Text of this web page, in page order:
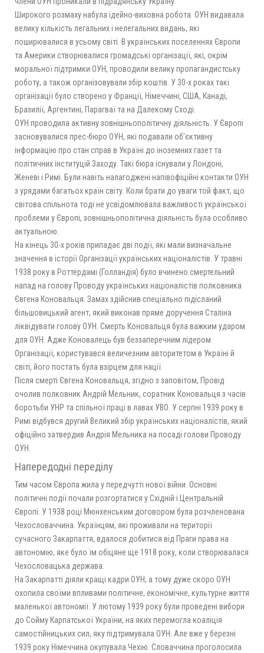
Широкого розмаху набула ідейно-виховна робота. ОУН видавала
велику кількість легальних і нелегальних видань, які
поширювалися в усьому світі. В українських поселеннях Європи
та Америки створювалися громадські організації, які, окрім
моральної підтримки ОУН, проводили велику пропагандистську
роботу, а також організовували збір коштів. У 30-х роках такі
організації було створено у Франції, Німеччині, США, Канаді,
Бразилії, Аргентині, Парагваї та на Далекому Сході.
ОУН проводила активну зовнішньополітичну діяльність. У Європі
засновувалися прес-бюро ОУН, які подавали об’єктивну
інформацію про стан справ в Україні до іноземних газет та
політичних інституцій Заходу. Такі бюра існували у Лондоні,
Женеві і Римі. Були навіть налагоджені напівофіційні контакти ОУН
з урядами багатьох країн світу. Коли брати до уваги той факт, що
світова спільнота тоді не усвідомлювала важливості української
проблеми у Європі, зовнішньополітична діяльність була особливо
актуальною.
На кінець 30-х років припадає дві події, які мали визначальне
значення в історії Організації українських націоналістів. У травні
1938 року в Роттердамі (Голландія) було вчинено смертельний
напад на голову Проводу українських націоналістів полковника
Євгена Коновальця. Замах здійснив спеціально підісланий
більшовицький агент, який виконав пряме доручення Сталіна
ліквідувати голову ОУН. Смерть Коновальця була важким ударом
для ОУН. Адже Коновалець був беззаперечним лідером
Організації, користувався величезним авторитетом в Україні й
світі, його постать була взірцем для нації.
Після смерті Євгена Коновальця, згідно з заповітом, Провід
очолив полковник Андрій Мельник, соратник Коновальця з часів
боротьби УНР та спільної праці в лавах УВО. У серпні 1939 року в
Римі відбувся другий Великий збір українських націоналістів, який
офіційно затвердив Андрія Мельника на посаді голови Проводу
ОУН.
Напередодні переділу
Тим часом Європа жила у передчутті нової війни. Основні
політичні події почали розгортатися у Східній і Центральній
Європі. У 1938 році Мюнхенським договором була розчленована
Чехословаччина. Українцям, які проживали на території
сучасного Закарпаття, вдалося добитися від Праги права на
автономію, яке було їм обіцяне ще 1918 року, коли створювалася
Чехословацька держава.
На Закарпатті діяли кращі кадри ОУН, а тому дуже скоро ОУН
охопила своїми впливами політичне, економічне, культурне життя
маленької автономії. У лютому 1939 року були проведені вибори
до Сойму Карпатської України, на яких перемогла коаліція
самостійницьких сил, яку підтримувала ОУН. Але вже у березні
1939 року Німеччина окупувала Чехію. Словаччина проголосила